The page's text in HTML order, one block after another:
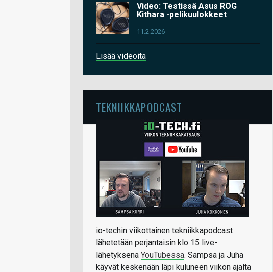
Video: Testissä Asus ROG
Kithara -pelikuulokkeet
11.2.2026
Lisää videoita
TEKNIIKKAPODCAST
io-techin viikottainen tekniikkapodcast
lähetetään perjantaisin klo 15 live-
lähetyksenä YouTubessa. Sampsa ja Juha
käyvät keskenään läpi kuluneen viikon ajalta